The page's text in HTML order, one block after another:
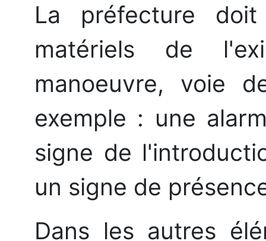
La préfecture
matériels de
manoeuvre, voie
exemple : une
signe de
un signe de
Dans les autres